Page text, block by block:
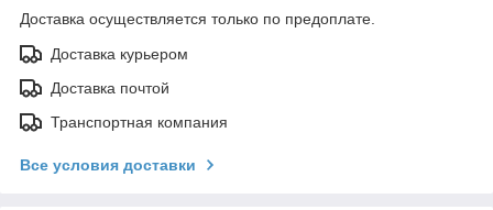
Доставка осуществляется только по предоплате.
Доставка курьером
Доставка почтой
Транспортная компания
Все условия доставки